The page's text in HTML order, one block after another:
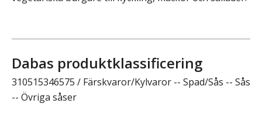
Dabas produktklassificering
310515346575 / Färskvaror/Kylvaror -- Spad/Sås -- Sås
-- Övriga såser